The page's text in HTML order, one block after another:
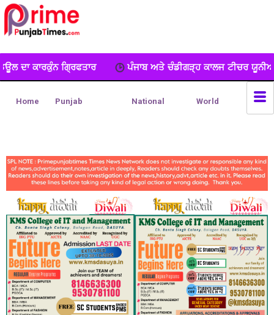
ਪੰਜਾਬ ਅਤੇ ਚੰਡੀਗੜ੍ਹ ਕਾਲਜ ਟੀਚਰ ਯੂਨੀਅਨ ਦਾ ਧਰਨਾ, ਕੀਤੀ
Home Punjab National World